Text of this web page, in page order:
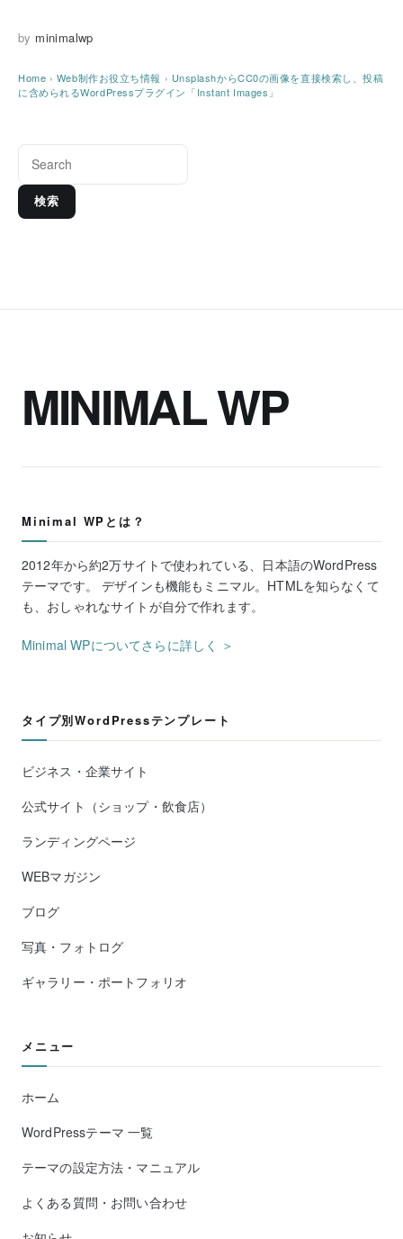
by minimalwp
Home › Web制作お役立ち情報 › UnsplashからCC0の画像を直接検索し、投稿
に含められるWordPressプラグイン「Instant Images」
検索
MINIMAL WP
Minimal WPとは？
2012年から約2万サイトで使われている、日本語のWordPress
テーマです。 デザインも機能もミニマル。HTMLを知らなくて
も、おしゃれなサイトが自分で作れます。
Minimal WPについてさらに詳しく ＞
タイプ別WordPressテンプレート
ビジネス・企業サイト
公式サイト（ショップ・飲食店）
ランディングページ
WEBマガジン
ブログ
写真・フォトログ
ギャラリー・ポートフォリオ
メニュー
ホーム
WordPressテーマ 一覧
テーマの設定方法・マニュアル
よくある質問・お問い合わせ